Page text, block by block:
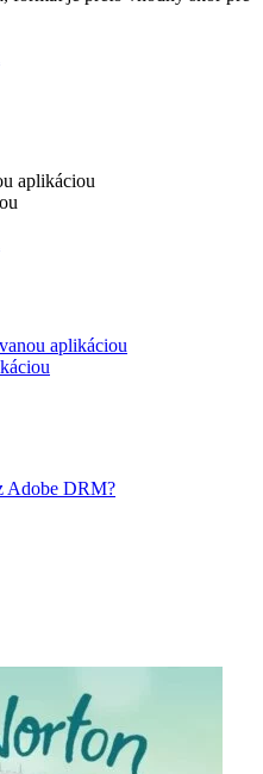
aplikáciou
aplikáciou
Adobe DRM?